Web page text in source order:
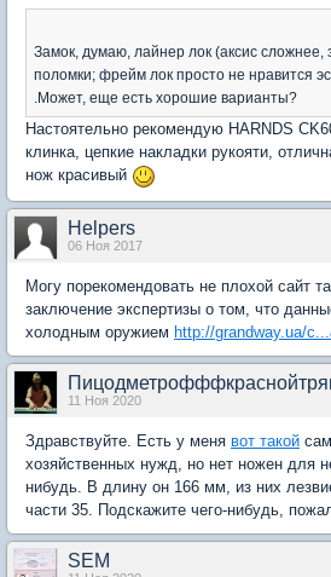
Замок, думаю, лайнер лок (аксис сложнее,
поломки; фрейм лок просто не нравится
.Может, еще есть хорошие варианты?
Настоятельно рекомендую HARNDS
клинка, цепкие накладки рукояти,
нож красивый
Helpers
06 Ноя 2017
Могу порекомендовать не плохой сайт
заключение экспертизы о том, что
холодным оружием http://grandway.ua/
11 Ноя 2020
Здравствуйте. Есть у меня вот такой
хозяйственных нужд, но нет ножен для
нибудь. В длину он 166 мм, из них
части 35. Подскажите чего-нибудь,
SEM